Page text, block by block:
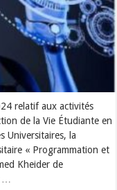
relatif aux activités
de la Vie Étudiante en
Universitaires, la
« Programmation et
Kheider de